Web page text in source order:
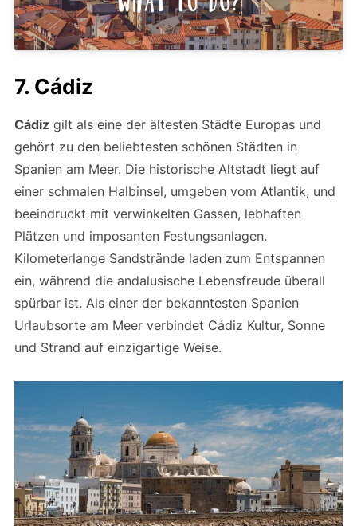
7. Cádiz
Cádizgilt als eine der ältesten Städte Europas und
gehört zu den beliebtesten schönen Städten in
Spanien am Meer. Die historische Altstadt liegt auf
einer schmalen Halbinsel, umgeben vom Atlantik, und
beeindruckt mit verwinkelten Gassen, lebhaften
Plätzen und imposanten Festungsanlagen.
Kilometerlange Sandstrände laden zum Entspannen
ein, während die andalusische Lebensfreude überall
spürbar ist. Als einer der bekanntesten Spanien
Urlaubsorte am Meer verbindet Cádiz Kultur, Sonne
und Strand auf einzigartige Weise.